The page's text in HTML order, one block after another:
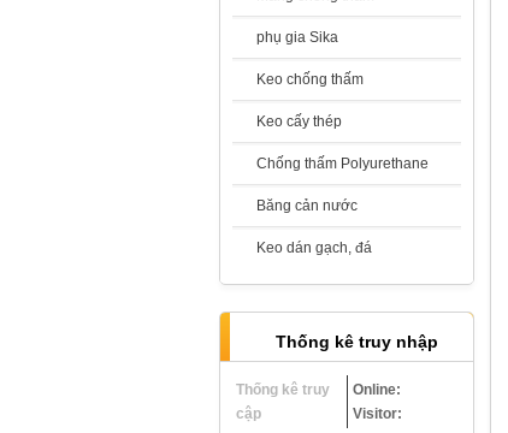
Sika Latex
Giá:
Chống Thấm Hai Thành Phần -
Giá:Liên hệ
Sikaproof Membrane
Liên hệ
phụ gia Sika
Keo chống thấm
Keo cấy thép
Chống thấm Polyurethane
Băng cản nước
Keo dán gạch, đá
Thống kê truy nhập
Thống kê truy
cập
Online:
Visitor: